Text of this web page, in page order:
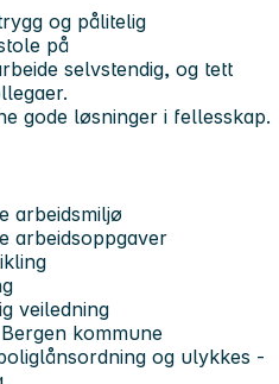
og pålitelig
på
selvstendig, og tett
gode løsninger i fellesskap.
arbeidsmiljø
arbeidsoppgaver
veiledning
kommune
og ulykkes -